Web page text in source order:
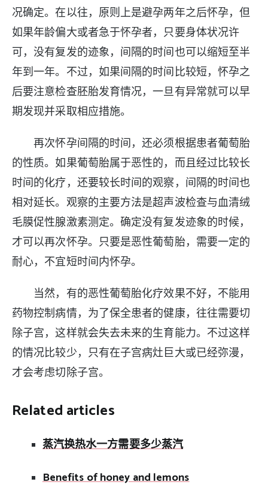
况确定。在以往，原则上是避孕两年之后怀孕，但
如果年龄偏大或者急于怀孕者，只要身体状况许
可，没有复发的迹象，间隔的时间也可以缩短至半
年到一年。不过，如果间隔的时间比较短，怀孕之
后要注意检查胚胎发育情况，一旦有异常就可以早
期发现并采取相应措施。
再次怀孕间隔的时间，还必须根据患者葡萄胎
的性质。如果葡萄胎属于恶性的，而且经过比较长
时间的化疗，还要较长时间的观察，间隔的时间也
相对延长。观察的主要方法是超声波检查与血清绒
毛膜促性腺激素测定。确定没有复发迹象的时候，
才可以再次怀孕。只要是恶性葡萄胎，需要一定的
耐心，不宜短时间内怀孕。
当然，有的恶性葡萄胎化疗效果不好，不能用
药物控制病情，为了保全患者的健康，往往需要切
除子宫，这样就会失去未来的生育能力。不过这样
的情况比较少，只有在子宫病灶巨大或已经弥漫，
才会考虑切除子宫。
Related articles
蒸汽换热水一方需要多少蒸汽
Benefits of honey and lemons